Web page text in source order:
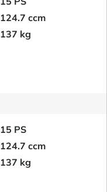
124.7 ccm
137 kg
15 PS
124.7 ccm
137 kg